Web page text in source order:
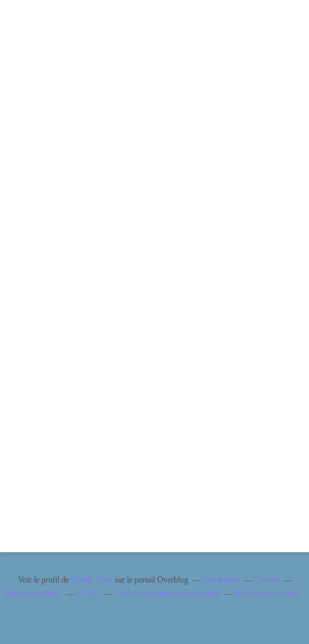
Voir le profil de Finally Oversur le portail Overblog Top articles
Contact
Signaler un abus
C.G.U. Cookies et données personnelles Préférences cookies